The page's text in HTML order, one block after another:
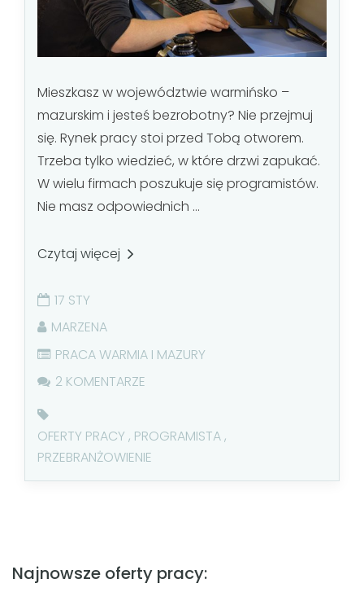
Mieszkasz w województwie warmińsko –
mazurskim i jesteś bezrobotny? Nie przejmuj
się. Rynek pracy stoi przed Tobą otworem.
Trzeba tylko wiedzieć, w które drzwi zapukać.
W wielu firmach poszukuje się programistów.
Nie masz odpowiednich ...
Czytaj więcej
17 STY
MARZENA
PRACA WARMIA I MAZURY
2 KOMENTARZE
OFERTY PRACY , PROGRAMISTA,
PRZEBRANŻOWIENIE
Najnowsze oferty pracy: